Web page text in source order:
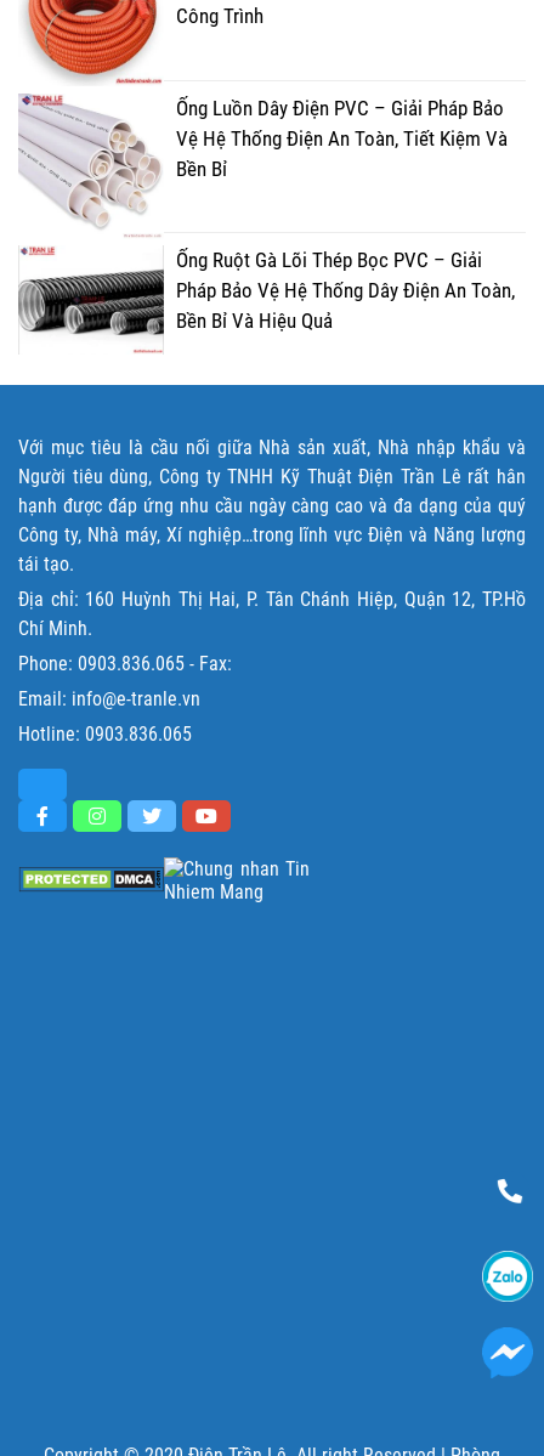
Công Trình
Ống Luồn Dây Điện PVC – Giải Pháp Bảo
Vệ Hệ Thống Điện An Toàn, Tiết Kiệm Và
Bền Bỉ
Ống Ruột Gà Lõi Thép Bọc PVC – Giải
Pháp Bảo Vệ Hệ Thống Dây Điện An Toàn,
Bền Bỉ Và Hiệu Quả
Với mục tiêu là cầu nối giữa Nhà sản xuất, Nhà nhập khẩu và
Người tiêu dùng, Công ty TNHH Kỹ Thuật Điện Trần Lê rất hân
hạnh được đáp ứng nhu cầu ngày càng cao và đa dạng của quý
Công ty, Nhà máy, Xí nghiệp…trong lĩnh vực Điện và Năng lượng
tái tạo.
Địa chỉ: 160 Huỳnh Thị Hai, P. Tân Chánh Hiệp, Quận 12, TP.Hồ
Chí Minh.
Phone: 0903.836.065 - Fax:
Email: info@e-tranle.vn
Hotline: 0903.836.065